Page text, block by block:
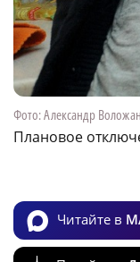
Фото: Александр
Плановое
Читайте в